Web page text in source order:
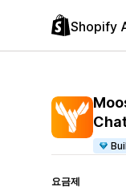
Shopify
요금제